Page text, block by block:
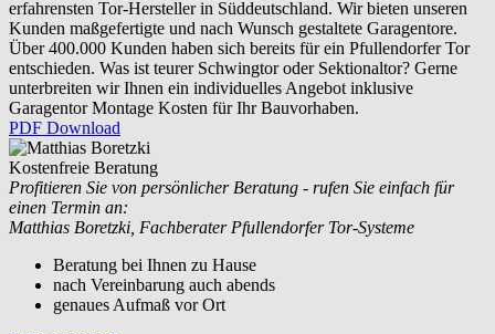
erfahrensten Tor-Hersteller in Süddeutschland. Wir bieten unseren
Kunden maßgefertigte und nach Wunsch gestaltete Garagentore.
Über 400.000 Kunden haben sich bereits für ein Pfullendorfer Tor
entschieden. Was ist teurer Schwingtor oder Sektionaltor? Gerne
unterbreiten wir Ihnen ein individuelles Angebot inklusive
Garagentor Montage Kosten für Ihr Bauvorhaben.
PDF Download
Kostenfreie Beratung
Profitieren Sie von persönlicher Beratung - rufen Sie einfach für
einen Termin an:
Matthias Boretzki, Fachberater Pfullendorfer Tor-Systeme
Beratung bei Ihnen zu Hause
nach Vereinbarung auch abends
genaues Aufmaß vor Ort